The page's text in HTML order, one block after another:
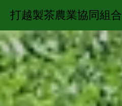
打越製茶農業協同組合